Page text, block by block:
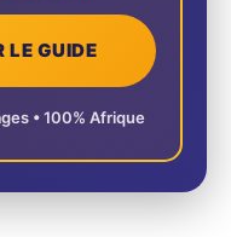
LE GUIDE
• 100% Afrique